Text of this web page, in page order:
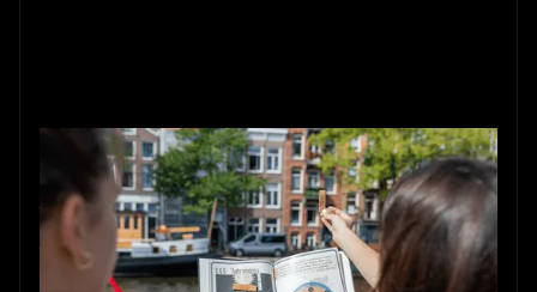
De kracht van teambuilding in de
buitenlucht: een doorbraak voor
bedrijven